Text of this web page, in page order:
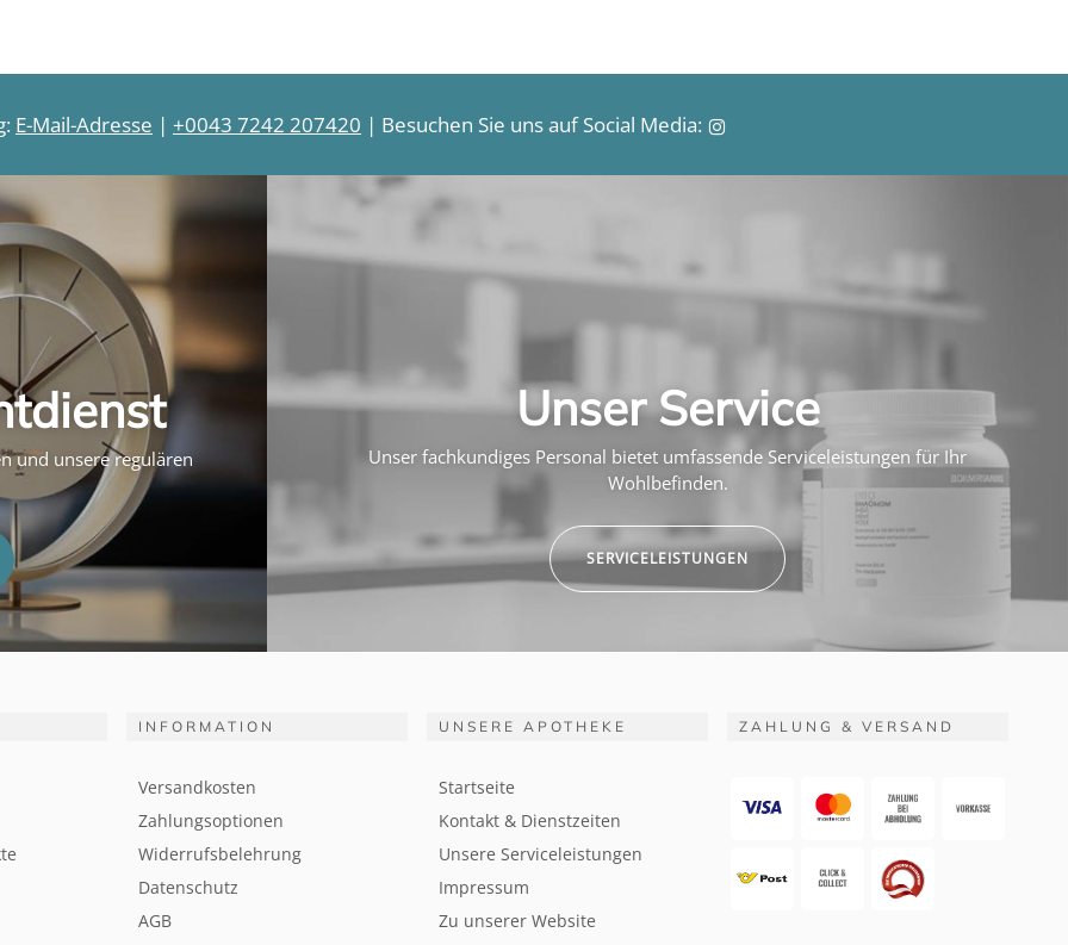
E-Mail-Adresse | +0043 7242 207420 | Besuchen Sie uns auf Social Media:
und unsere regulären
Unser Service
Unser fachkundiges Personal bietet umfassende Serviceleistungen für Ihr
Wohlbefinden.
SERVICELEISTUNGEN
INFORMATION
Versandkosten
Zahlungsoptionen
Widerrufsbelehrung
Datenschutz
AGB
UNSERE APOTHEKE
Startseite
Kontakt & Dienstzeiten
Unsere Serviceleistungen
Impressum
Zu unserer Website
ZAHLUNG & VERSAND